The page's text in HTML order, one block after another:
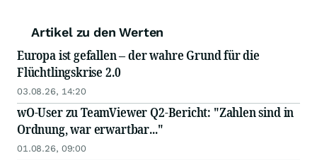
Artikel zu den Werten
Europa ist gefallen – der wahre Grund für die
Flüchtlingskrise 2.0
03.08.26, 14:20
wO-User zu TeamViewer Q2-Bericht: "Zahlen sind in
Ordnung, war erwartbar..."
01.08.26, 09:00